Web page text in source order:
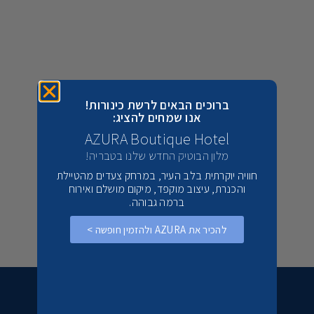
אצולת הכנרת
להזמנה אונליין
072-3302794
ארבל בתי קייט
להזמנה אונליין
072-3318346
ברוכים הבאים לרשת כינורות!
אנו שמחים להציג:
AZURA Boutique Hotel
מלון הבוטיק החדש שלנו בטבריה!
חוויה יוקרתית בלב העיר, במרחק צעדים מהטיילת
והכנרת, עיצוב מוקפד, מיקום מושלם ואירוח
ברמה גבוהה.
להכיר את AZURA ולהזמין חופשה >